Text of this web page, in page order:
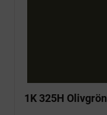
1K 325H Olivgrön